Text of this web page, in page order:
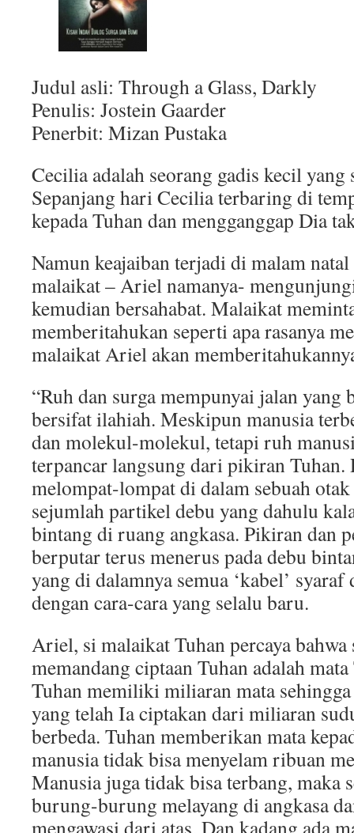
Judul asli: Through a Glass, Darkly
Penulis: Jostein Gaarder
Penerbit: Mizan Pustaka
Cecilia adalah seorang gadis kecil yang
Sepanjang hari Cecilia terbaring di
kepada Tuhan dan mengganggap Dia
Namun keajaiban terjadi di malam
malaikat – Ariel namanya-
kemudian bersahabat. Malaikat
memberitahukan seperti apa rasanya
malaikat Ariel akan
“Ruh dan surga mempunyai jalan yang
bersifat ilahiah. Meskipun manusia
dan molekul-molekul, tetapi ruh
terpancar langsung dari pikiran Tuhan.
melompat-lompat di dalam sebuah
sejumlah partikel debu yang dahulu
bintang di ruang angkasa. Pikiran dan
berputar terus menerus pada debu
yang di dalamnya semua ‘kabel’
dengan cara-cara yang selalu baru.
Ariel, si malaikat Tuhan percaya bahwa
memandang ciptaan Tuhan adalah
Tuhan memiliki miliaran mata
yang telah Ia ciptakan dari miliaran
berbeda. Tuhan memberikan mata
manusia tidak bisa menyelam ribuan
Manusia juga tidak bisa terbang, maka
burung-burung melayang di angkasa
mengawasi dari atas. Dan kadang ada